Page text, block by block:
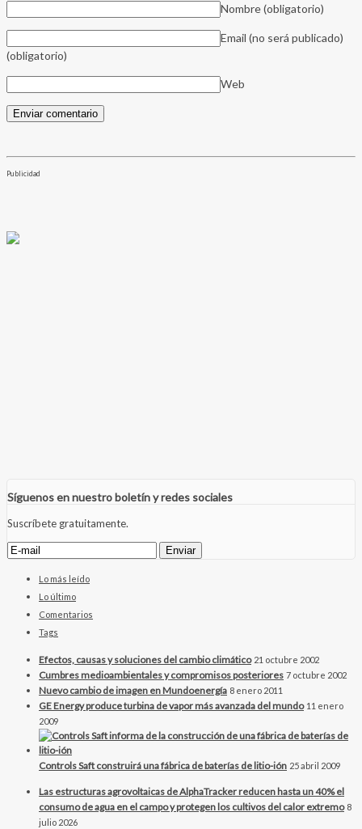
Nombre(obligatorio)
Email (no será publicado)
(obligatorio)
Web
Publicidad
Síguenos en nuestro boletín y redes sociales
Suscríbete gratuitamente.
Lo más leído
Lo último
Comentarios
Tags
Efectos, causas y soluciones del cambio climático 21 octubre 2002
Cumbres medioambientales y compromisos posteriores 7 octubre 2002
Nuevo cambio de imagen en Mundoenergía 8 enero 2011
GE Energy produce turbina de vapor más avanzada del mundo 11 enero
2009
Controls Saft construirá una fábrica de baterías de litio-ión 25 abril 2009
Las estructuras agrovoltaicas de AlphaTracker reducen hasta un 40% el
consumo de agua en el campo y protegen los cultivos del calor extremo 8
julio 2026